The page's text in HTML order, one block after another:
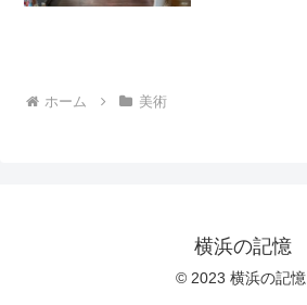
ホーム 美術
横浜の記憶
© 2023 横浜の記憶.